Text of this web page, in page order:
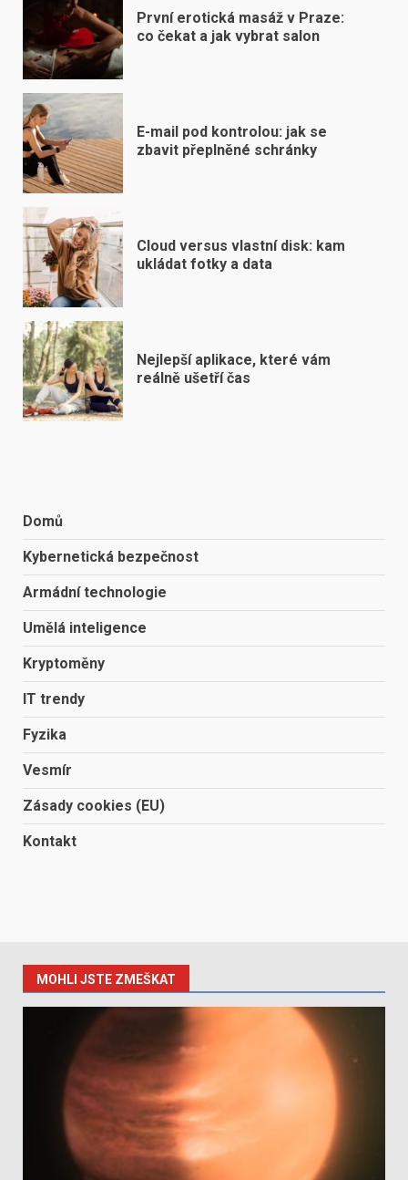
První erotická masáž v Praze:
co čekat a jak vybrat salon
E-mail pod kontrolou: jak se
zbavit přeplněné schránky
Cloud versus vlastní disk: kam
ukládat fotky a data
Nejlepší aplikace, které vám
reálně ušetří čas
Domů
Kybernetická bezpečnost
Armádní technologie
Umělá inteligence
Kryptoměny
IT trendy
Fyzika
Vesmír
Zásady cookies (EU)
Kontakt
MOHLI JSTE ZMEŠKAT